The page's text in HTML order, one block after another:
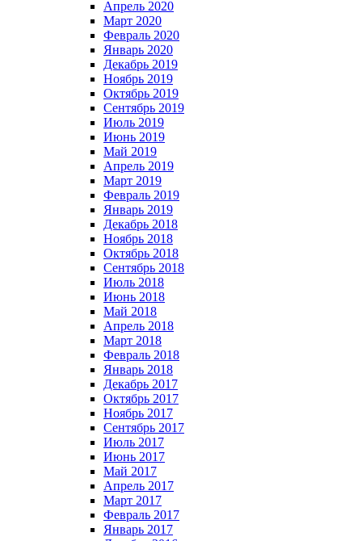
Апрель 2020
Март 2020
Февраль 2020
Январь 2020
Декабрь 2019
Ноябрь 2019
Октябрь 2019
Сентябрь 2019
Июль 2019
Июнь 2019
Май 2019
Апрель 2019
Март 2019
Февраль 2019
Январь 2019
Декабрь 2018
Ноябрь 2018
Октябрь 2018
Сентябрь 2018
Июль 2018
Июнь 2018
Май 2018
Апрель 2018
Март 2018
Февраль 2018
Январь 2018
Декабрь 2017
Октябрь 2017
Ноябрь 2017
Сентябрь 2017
Июль 2017
Июнь 2017
Май 2017
Апрель 2017
Март 2017
Февраль 2017
Январь 2017